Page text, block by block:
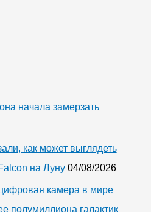
начала замерзать
как может выглядеть
на Луну 04/08/2026
камера в мире
полумиллиона галактик